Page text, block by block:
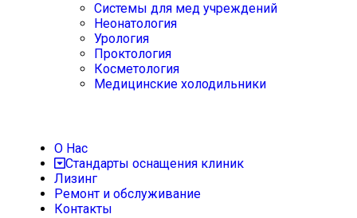
Системы для мед учреждений
Неонатология
Урология
Проктология
Косметология
Медицинские холодильники
О Нас
Стандарты оснащения клиник
Лизинг
Ремонт и обслуживание
Контакты